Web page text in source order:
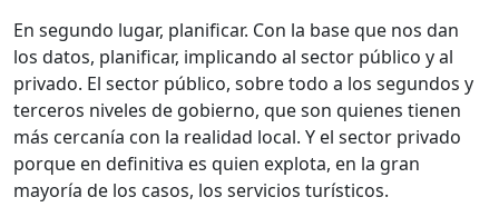
En segundo lugar, planificar. Con la base que nos dan
los datos, planificar, implicando al sector público y al
privado. El sector público, sobre todo a los segundos y
terceros niveles de gobierno, que son quienes tienen
más cercanía con la realidad local. Y el sector privado
porque en definitiva es quien explota, en la gran
mayoría de los casos, los servicios turísticos.